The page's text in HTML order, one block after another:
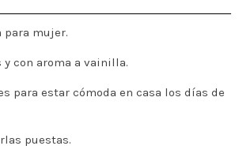
para mujer.
con aroma a vainilla.
para estar cómoda en casa los días de
puestas.